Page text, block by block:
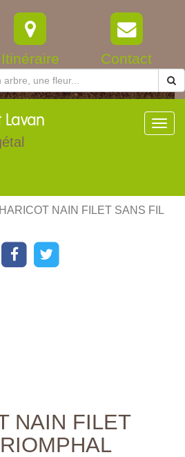
Itinéraire Contact
Lavan
NAIN FILET SANS FIL
NAIN FILET